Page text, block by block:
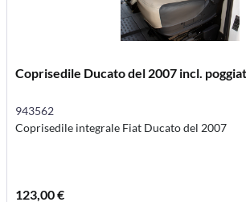
Coprisedile Ducato del 2007 incl.
943562
Coprisedile integrale Fiat Ducato del 2007
123,00 €